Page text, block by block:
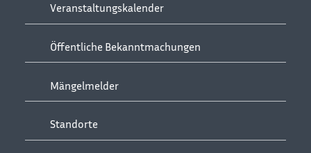
Veranstaltungskalender
Öffentliche Bekanntmachungen
Mängelmelder
Standorte